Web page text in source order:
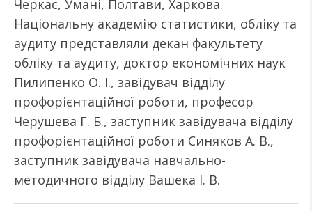
Черкас, Умані, Полтави, Харкова.
Національну академію статистики, обліку та
аудиту представляли декан факультету
обліку та аудиту, доктор економічних наук
Пилипенко О. І., завідувач відділу
профорієнтаційної роботи, професор
Черушева Г. Б., заступник завідувача відділу
профорієнтаційної роботи Синяков А. В.,
заступник завідувача навчально-
методичного відділу Вашека І. В.